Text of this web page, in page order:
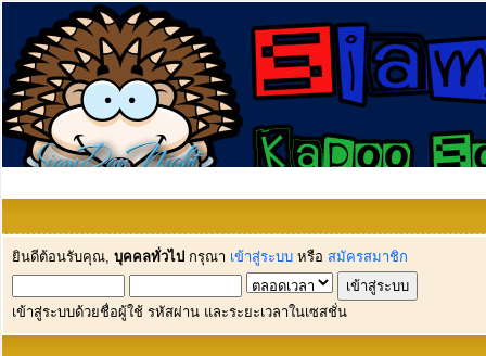
ยินดีต้อนรับคุณ, บุคคลทั่วไป กรุณา เข้าสู่ระบบ หรือ สมัครสมาชิก
เข้าสู่ระบบด้วยชื่อผู้ใช้ รหัสผ่าน และระยะเวลาในเซสชั่น